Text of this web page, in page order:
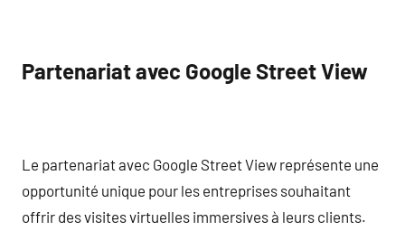
Partenariat avec Google Street View
Le partenariat avec Google Street View représente une
opportunité unique pour les entreprises souhaitant
offrir des visites virtuelles immersives à leurs clients.